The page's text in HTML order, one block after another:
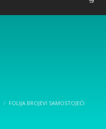
FOLIJA BROJEVI SAMOSTOJEĆI